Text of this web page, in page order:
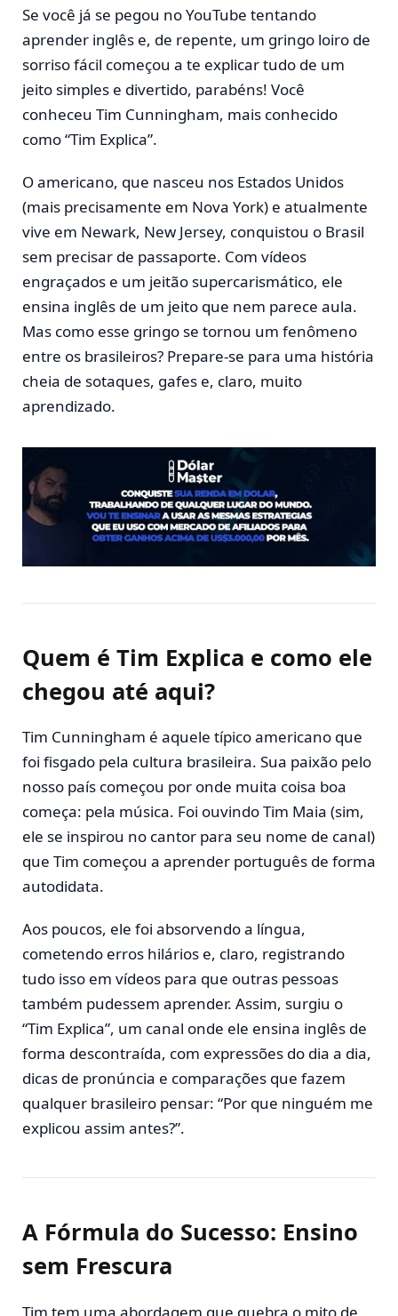
Se você já se pegou no YouTube tentando
aprender inglês e, de repente, um gringo loiro de
sorriso fácil começou a te explicar tudo de um
jeito simples e divertido, parabéns! Você
conheceu Tim Cunningham, mais conhecido
como “Tim Explica”.
O americano, que nasceu nos Estados Unidos
(mais precisamente em Nova York) e atualmente
vive em Newark, New Jersey, conquistou o Brasil
sem precisar de passaporte. Com vídeos
engraçados e um jeitão supercarismático, ele
ensina inglês de um jeito que nem parece aula.
Mas como esse gringo se tornou um fenômeno
entre os brasileiros? Prepare-se para uma história
cheia de sotaques, gafes e, claro, muito
aprendizado.
Quem é Tim Explica e como ele
chegou até aqui?
Tim Cunningham é aquele típico americano que
foi fisgado pela cultura brasileira. Sua paixão pelo
nosso país começou por onde muita coisa boa
começa: pela música. Foi ouvindo Tim Maia (sim,
ele se inspirou no cantor para seu nome de canal)
que Tim começou a aprender português de forma
autodidata.
Aos poucos, ele foi absorvendo a língua,
cometendo erros hilários e, claro, registrando
tudo isso em vídeos para que outras pessoas
também pudessem aprender. Assim, surgiu o
“Tim Explica”, um canal onde ele ensina inglês de
forma descontraída, com expressões do dia a dia,
dicas de pronúncia e comparações que fazem
qualquer brasileiro pensar: “Por que ninguém me
explicou assim antes?”.
A Fórmula do Sucesso: Ensino
sem Frescura
Tim tem uma abordagem que quebra o mito de